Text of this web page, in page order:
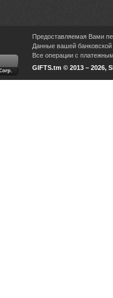
Предоставляемая Вами
Данные вашей
Все операции с
GIFTS.tm © 2013 – 2026,